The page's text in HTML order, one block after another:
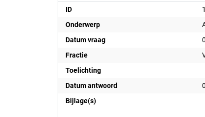
ID
Onderwerp
Datum vraag
Fractie
Toelichting
Datum antwoord
Bijlage(s)